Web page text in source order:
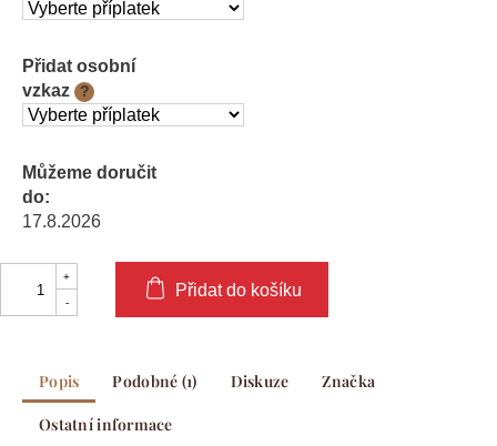
Přidat osobní
vzkaz
?
Můžeme doručit
do:
17.8.2026
Přidat do košíku
Popis Podobné (1) Diskuze Značka
Ostatní informace